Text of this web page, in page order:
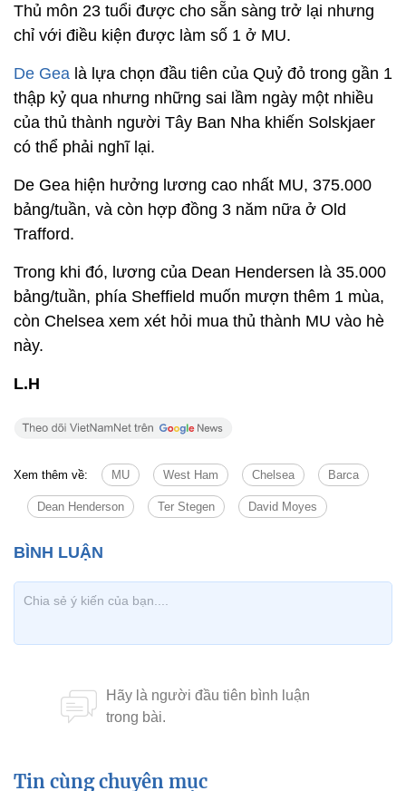
Thủ môn 23 tuổi được cho sẵn sàng trở lại nhưng
chỉ với điều kiện được làm số 1 ở MU.
De Gea là lựa chọn đầu tiên của Quỷ đỏ trong gần 1
thập kỷ qua nhưng những sai lầm ngày một nhiều
của thủ thành người Tây Ban Nha khiến Solskjaer
có thể phải nghĩ lại.
De Gea hiện hưởng lương cao nhất MU, 375.000
bảng/tuần, và còn hợp đồng 3 năm nữa ở Old
Trafford.
Trong khi đó, lương của Dean Hendersen là 35.000
bảng/tuần, phía Sheffield muốn mượn thêm 1 mùa,
còn Chelsea xem xét hỏi mua thủ thành MU vào hè
này.
L.H
Xem thêm về: MU West Ham Chelsea Barca
Dean Henderson Ter Stegen David Moyes
Tin cùng chuyên mục